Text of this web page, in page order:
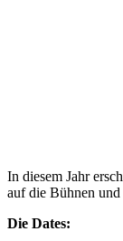
In diesem Jahr
auf die Bühnen
Die Dates: